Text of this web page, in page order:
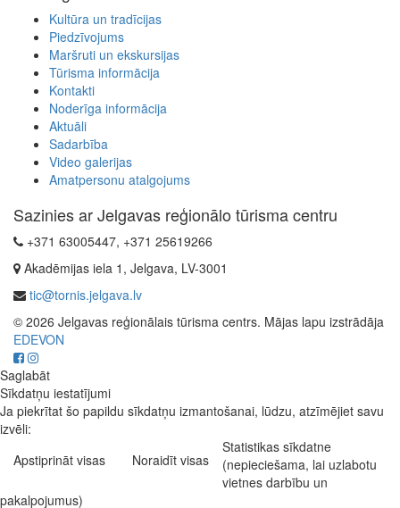
Kultūra un tradīcijas
Piedzīvojums
Maršruti un ekskursijas
Tūrisma informācija
Kontakti
Noderīga informācija
Aktuāli
Sadarbība
Video galerijas
Amatpersonu atalgojums
Sazinies ar Jelgavas reģionālo tūrisma centru
+371 63005447, +371 25619266
Akadēmijas iela 1, Jelgava, LV-3001
tic@tornis.jelgava.lv
© 2026 Jelgavas reģionālais tūrisma centrs. Mājas lapu izstrādāja
EDEVON
Saglabāt
Sīkdatņu iestatījumi
Ja piekrītat šo papildu sīkdatņu izmantošanai, lūdzu, atzīmējiet savu
izvēli:
Apstiprināt visas
Noraidīt visas
Statistikas sīkdatne
(nepieciešama, lai uzlabotu
vietnes darbību un
pakalpojumus)